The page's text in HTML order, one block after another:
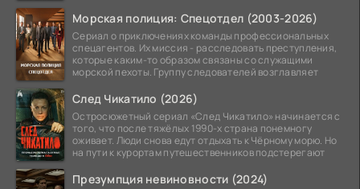
Морская полиция: Спецотдел (2003-2026)
Сериал о приключениях команды профессиональных
спецагентов. Их миссия - расследовать преступления,
которые каким-то образом связаны со служащими
морской пехоты. Группу следователей возглавляет
След Чикатило (2026)
Остросюжетный сериал «След Чикатило» начинается с
того, что после тяжёлых 1990-х страна понемногу
оживает. Люди снова едут отдыхать к Чёрному морю. Но
на пути к курортам путешественников подстерегают
Презумпция невиновности (2024)